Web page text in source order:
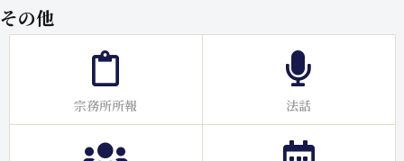
その他
宗務所所報 法話